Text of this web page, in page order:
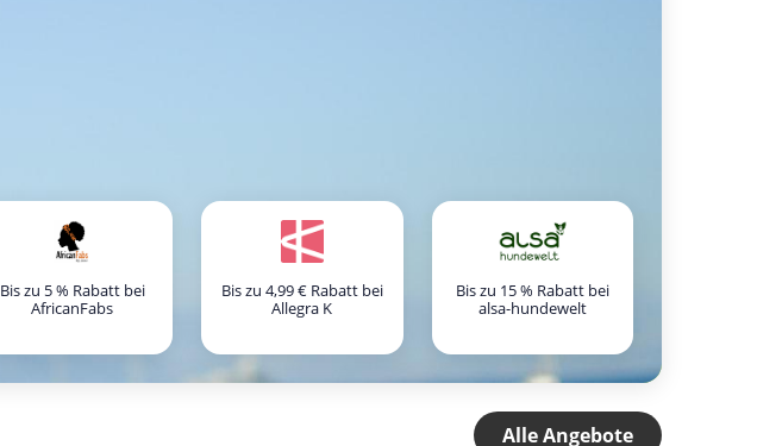
Bis zu 5 % Rabatt bei
AfricanFabs
Bis zu 4,99 € Rabatt bei
Allegra K
Bis zu 15 % Rabatt bei
alsa-hundewelt
Alle Angebote